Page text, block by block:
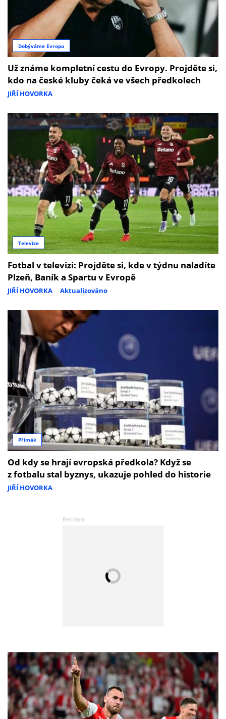
Dobýváme Evropu
Už známe kompletní cestu do Evropy. Projděte si,
kdo na české kluby čeká ve všech předkolech
JIŘÍ HOVORKA
Televize
Fotbal v televizi: Projděte si, kde v týdnu naladíte
Plzeň, Baník a Spartu v Evropě
JIŘÍ HOVORKA Aktualizováno
Přímák
Od kdy se hrají evropská předkola? Když se
z fotbalu stal byznys, ukazuje pohled do historie
JIŘÍ HOVORKA